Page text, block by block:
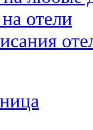
отели